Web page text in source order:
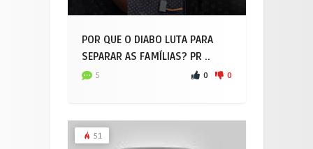
POR QUE O DIABO LUTA PARA
SEPARAR AS FAMÍLIAS? PR ..
5 0 0
51